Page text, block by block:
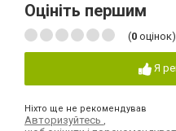
Оцініть першим
(0 оцінок)
Я
Ніхто ще не рекомендував
Авторизуйтесь